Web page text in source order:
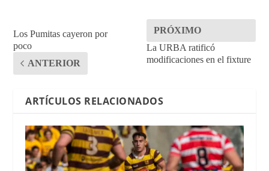
Los Pumitas cayeron por
poco
ANTERIOR
PRÓXIMO
La URBA ratificó
modificaciones en el fixture
ARTÍCULOS RELACIONADOS